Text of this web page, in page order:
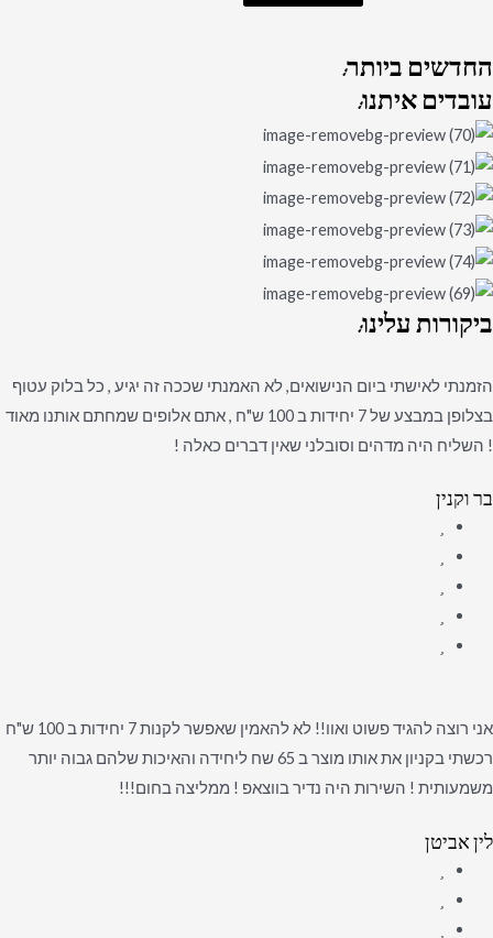
החדשיםביותר:
עובדיםאיתנו:
ביקורותעלינו:
הזמנתי לאישתי ביום הנישואים, לא האמנתי שככה זה יגיע , כל בלוק עטוף
בצלופן במבצע של 7 יחידות ב 100 ש"ח , אתם אלופים שמחתם אותנו מאוד
! השליח היה מדהים וסובלני שאין דברים כאלה !
בר וקנין
אני רוצה להגיד פשוט ואוו!! לא להאמין שאפשר לקנות 7 יחידות ב 100 ש"ח
רכשתי בקניון את אותו מוצר ב 65 שח ליחידה והאיכות שלהם גבוה יותר
משמעותית ! השירות היה נדיר בווצאפ ! ממליצה בחום!!!
לין אביטן